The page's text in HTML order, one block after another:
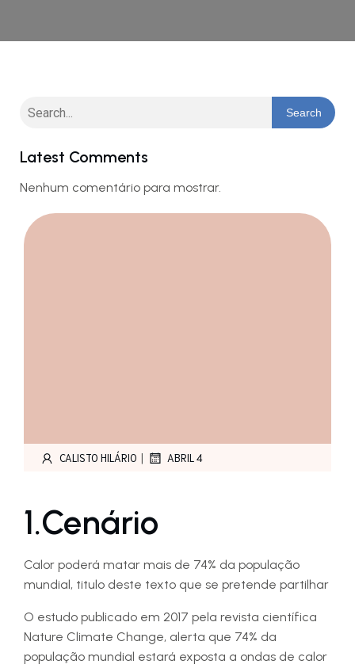
Search
Latest Comments
Nenhum comentário para mostrar.
CALISTO HILÁRIO | ABRIL 4
1.Cenário
Calor poderá matar mais de 74% da população
mundial, titulo deste texto que se pretende partilhar
O estudo publicado em 2017 pela revista científica
Nature Climate Change, alerta que 74% da
população mundial estará exposta a ondas de calor